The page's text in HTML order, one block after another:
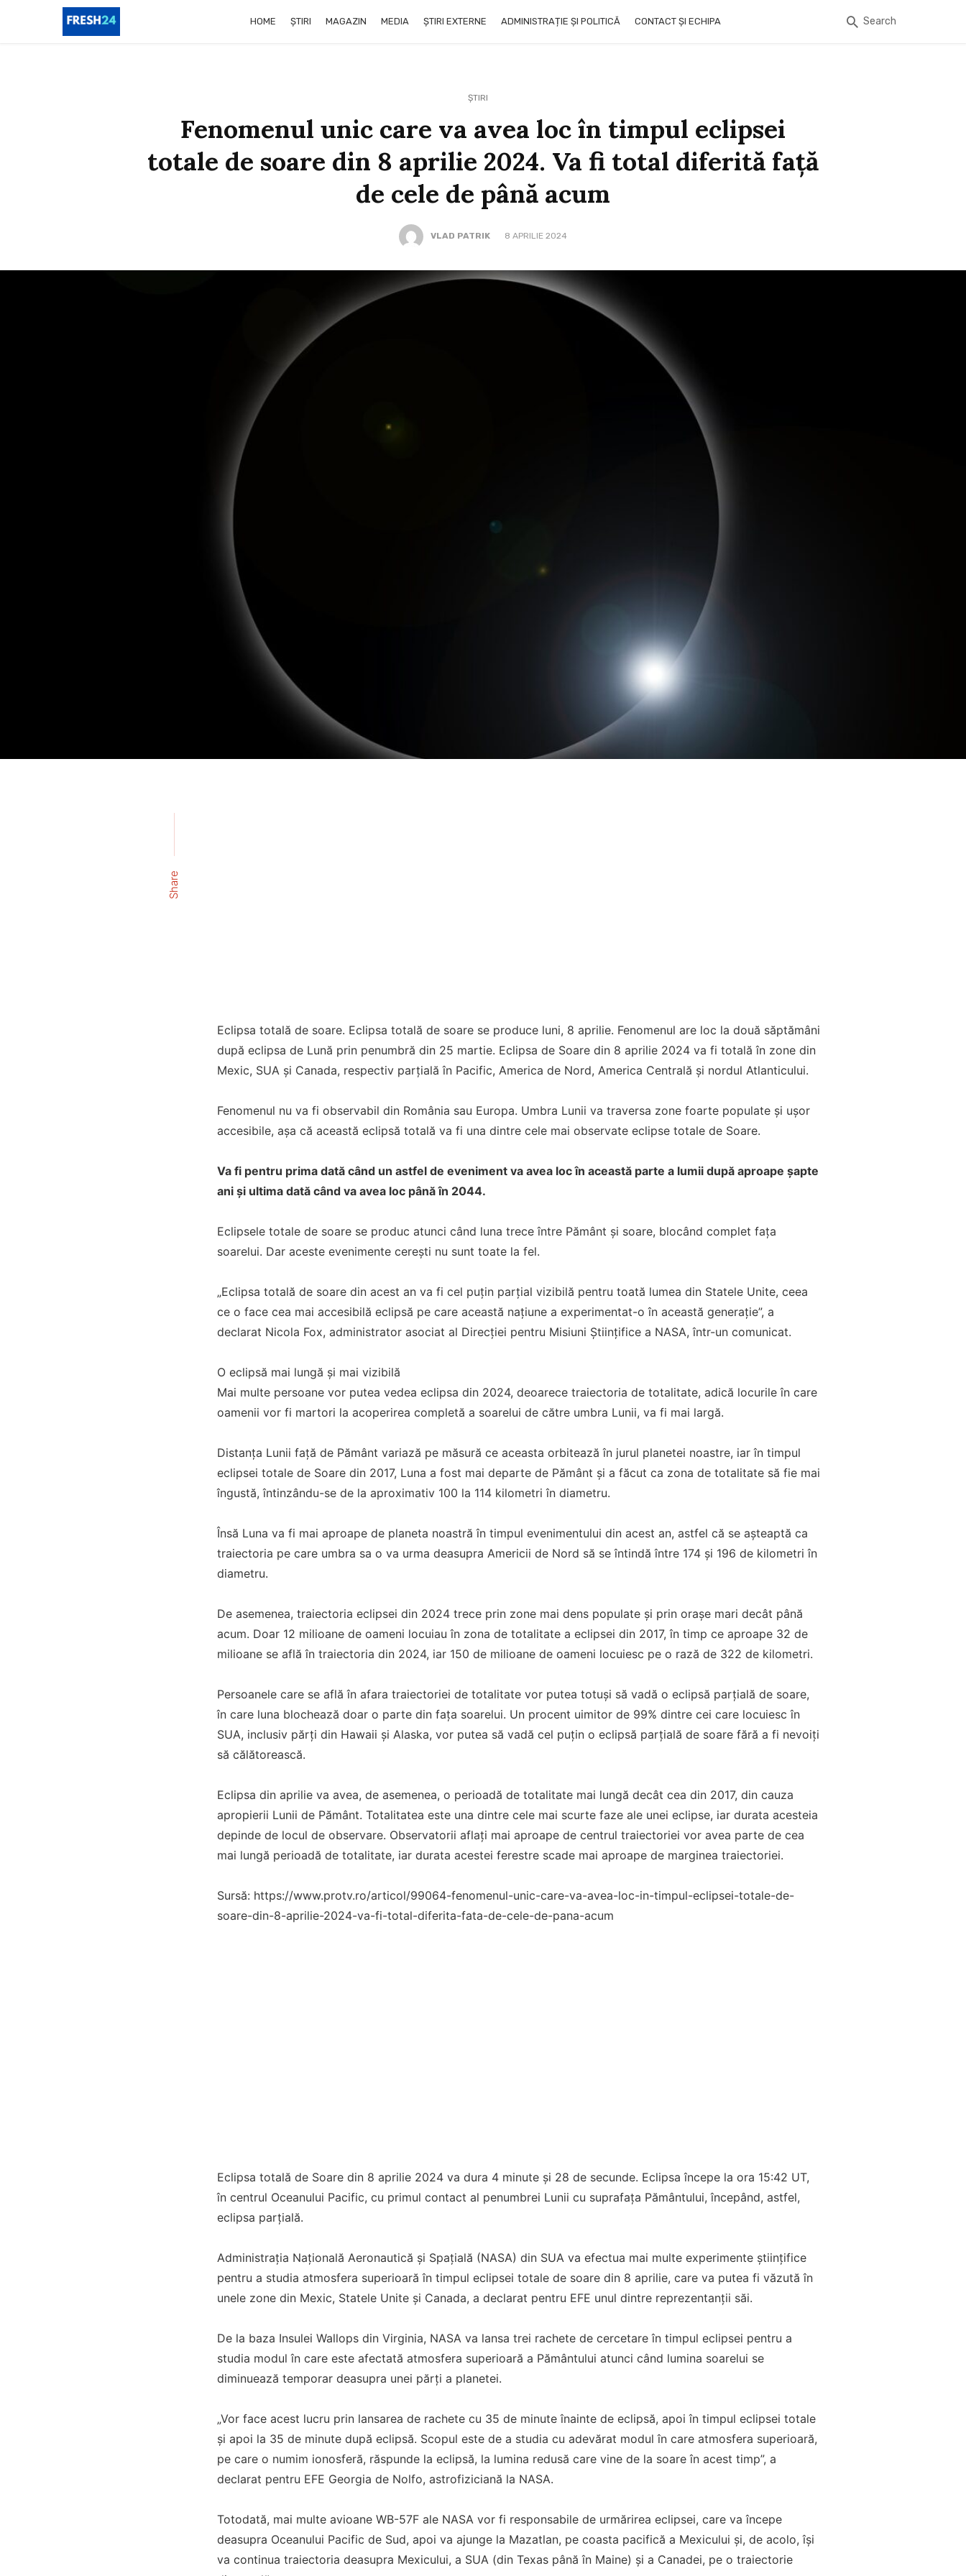
HOME ȘTIRI MAGAZIN MEDIA ȘTIRI EXTERNE ADMINISTRAȚIE ȘI POLITICĂ CONTACT ȘI ECHIPA Search
ȘTIRI
Fenomenul unic care va avea loc în timpul eclipsei
totale de soare din 8 aprilie 2024. Va fi total diferită față
de cele de până acum
VLAD PATRIK 8 APRILIE 2024
Share
Eclipsa totală de soare. Eclipsa totală de soare se produce luni, 8 aprilie. Fenomenul are loc la două săptămâni
după eclipsa de Lună prin penumbră din 25 martie. Eclipsa de Soare din 8 aprilie 2024 va fi totală în zone din
Mexic, SUA și Canada, respectiv parțială în Pacific, America de Nord, America Centrală și nordul Atlanticului.
Fenomenul nu va fi observabil din România sau Europa. Umbra Lunii va traversa zone foarte populate și ușor
accesibile, așa că această eclipsă totală va fi una dintre cele mai observate eclipse totale de Soare.
Va fi pentru prima dată când un astfel de eveniment va avea loc în această parte a lumii după aproape șapte
ani și ultima dată când va avea loc până în 2044.
Eclipsele totale de soare se produc atunci când luna trece între Pământ și soare, blocând complet fața
soarelui. Dar aceste evenimente cerești nu sunt toate la fel.
„Eclipsa totală de soare din acest an va fi cel puțin parțial vizibilă pentru toată lumea din Statele Unite, ceea
ce o face cea mai accesibilă eclipsă pe care această națiune a experimentat-o în această generație”, a
declarat Nicola Fox, administrator asociat al Direcției pentru Misiuni Științifice a NASA, într-un comunicat.
O eclipsă mai lungă și mai vizibilă
Mai multe persoane vor putea vedea eclipsa din 2024, deoarece traiectoria de totalitate, adică locurile în care
oamenii vor fi martori la acoperirea completă a soarelui de către umbra Lunii, va fi mai largă.
Distanța Lunii față de Pământ variază pe măsură ce aceasta orbitează în jurul planetei noastre, iar în timpul
eclipsei totale de Soare din 2017, Luna a fost mai departe de Pământ și a făcut ca zona de totalitate să fie mai
îngustă, întinzându-se de la aproximativ 100 la 114 kilometri în diametru.
Însă Luna va fi mai aproape de planeta noastră în timpul evenimentului din acest an, astfel că se așteaptă ca
traiectoria pe care umbra sa o va urma deasupra Americii de Nord să se întindă între 174 și 196 de kilometri în
diametru.
De asemenea, traiectoria eclipsei din 2024 trece prin zone mai dens populate și prin orașe mari decât până
acum. Doar 12 milioane de oameni locuiau în zona de totalitate a eclipsei din 2017, în timp ce aproape 32 de
milioane se află în traiectoria din 2024, iar 150 de milioane de oameni locuiesc pe o rază de 322 de kilometri.
Persoanele care se află în afara traiectoriei de totalitate vor putea totuși să vadă o eclipsă parțială de soare,
în care luna blochează doar o parte din fața soarelui. Un procent uimitor de 99% dintre cei care locuiesc în
SUA, inclusiv părți din Hawaii și Alaska, vor putea să vadă cel puțin o eclipsă parțială de soare fără a fi nevoiți
să călătorească.
Eclipsa din aprilie va avea, de asemenea, o perioadă de totalitate mai lungă decât cea din 2017, din cauza
apropierii Lunii de Pământ. Totalitatea este una dintre cele mai scurte faze ale unei eclipse, iar durata acesteia
depinde de locul de observare. Observatorii aflați mai aproape de centrul traiectoriei vor avea parte de cea
mai lungă perioadă de totalitate, iar durata acestei ferestre scade mai aproape de marginea traiectoriei.
Sursă: https://www.protv.ro/articol/99064-fenomenul-unic-care-va-avea-loc-in-timpul-eclipsei-totale-de-
soare-din-8-aprilie-2024-va-fi-total-diferita-fata-de-cele-de-pana-acum
Eclipsa totală de Soare din 8 aprilie 2024 va dura 4 minute și 28 de secunde. Eclipsa începe la ora 15:42 UT,
în centrul Oceanului Pacific, cu primul contact al penumbrei Lunii cu suprafața Pământului, începând, astfel,
eclipsa parțială.
Administraţia Naţională Aeronautică şi Spaţială (NASA) din SUA va efectua mai multe experimente ştiinţifice
pentru a studia atmosfera superioară în timpul eclipsei totale de soare din 8 aprilie, care va putea fi văzută în
unele zone din Mexic, Statele Unite şi Canada, a declarat pentru EFE unul dintre reprezentanţii săi.
De la baza Insulei Wallops din Virginia, NASA va lansa trei rachete de cercetare în timpul eclipsei pentru a
studia modul în care este afectată atmosfera superioară a Pământului atunci când lumina soarelui se
diminuează temporar deasupra unei părţi a planetei.
„Vor face acest lucru prin lansarea de rachete cu 35 de minute înainte de eclipsă, apoi în timpul eclipsei totale
şi apoi la 35 de minute după eclipsă. Scopul este de a studia cu adevărat modul în care atmosfera superioară,
pe care o numim ionosferă, răspunde la eclipsă, la lumina redusă care vine de la soare în acest timp”, a
declarat pentru EFE Georgia de Nolfo, astrofiziciană la NASA.
Totodată, mai multe avioane WB-57F ale NASA vor fi responsabile de urmărirea eclipsei, care va începe
deasupra Oceanului Pacific de Sud, apoi va ajunge la Mazatlan, pe coasta pacifică a Mexicului şi, de acolo, îşi
va continua traiectoria deasupra Mexicului, a SUA (din Texas până în Maine) şi a Canadei, pe o traiectorie